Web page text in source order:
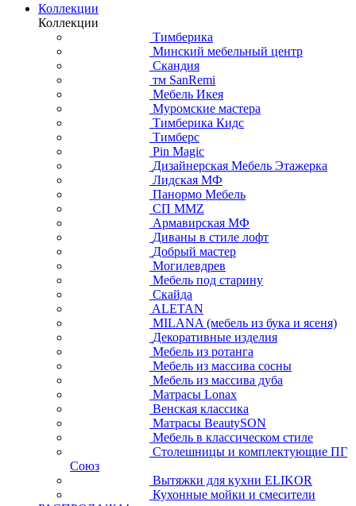
Коллекции
Коллекции
Тимберика
Минский мебельный центр
Скандия
тм SanRemi
Мебель Икея
Муромские мастера
Тимберика Кидс
Тимберс
Pin Magic
Дизайнерская Мебель Этажерка
Лидская МФ
Панормо Мебель
СП ММZ
Армавирская МФ
Диваны в стиле лофт
Добрый мастер
Могилевдрев
Мебель под старину
Скайда
ALETAN
MILANA (мебель из бука и ясеня)
Декоративные изделия
Мебель из ротанга
Мебель из массива сосны
Мебель из массива дуба
Матрасы Lonax
Венская классика
Матрасы BeautySON
Мебель в классическом стиле
Столешницы и комплектующие ПГ
Союз
Вытяжки для кухни ELIKOR
Кухонные мойки и смесители